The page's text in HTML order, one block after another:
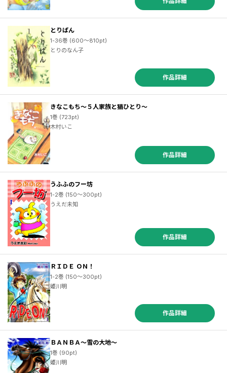
とりぱん
1-36巻 (600～810pt)
とりのなん子
作品詳細
きなこもち～５人家族と猫ひとり～
1巻 (723pt)
木村いこ
作品詳細
うふふのフー坊
1-2巻 (150～300pt)
うえだ未知
作品詳細
ＲＩＤＥ ＯＮ！
1-2巻 (150～300pt)
姫川明
作品詳細
ＢＡＮＢＡ～雪の大地～
1巻 (90pt)
姫川明